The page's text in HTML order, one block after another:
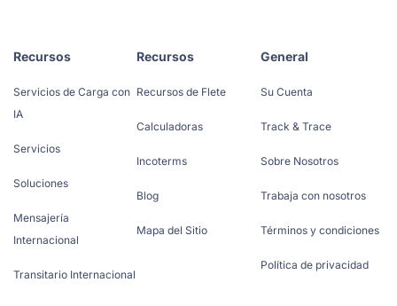
Recursos
Servicios de Carga con
IA
Servicios
Soluciones
Mensajería
Internacional
Transitario Internacional
Recursos
Recursos de Flete
Calculadoras
Incoterms
Blog
Mapa del Sitio
General
Su Cuenta
Track & Trace
Sobre Nosotros
Trabaja con nosotros
Términos y condiciones
Política de privacidad